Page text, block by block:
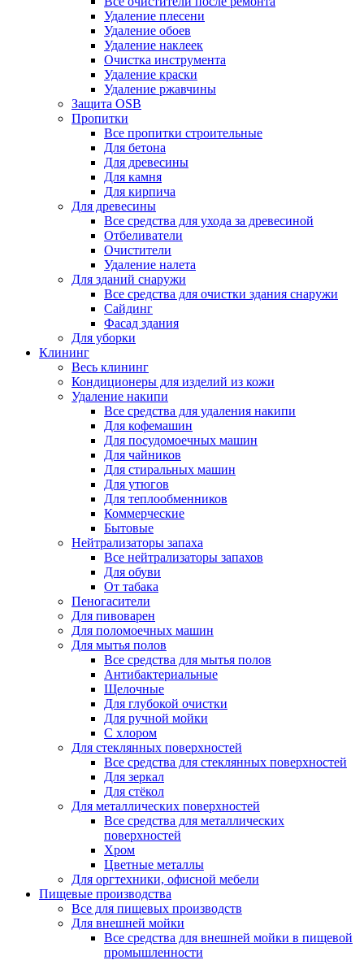
Удаление плесени
Удаление обоев
Удаление наклеек
Очистка инструмента
Удаление краски
Удаление ржавчины
Защита OSB
Пропитки
Все пропитки строительные
Для бетона
Для древесины
Для камня
Для кирпича
Для древесины
Все средства для ухода за древесиной
Отбеливатели
Очистители
Удаление налета
Для зданий снаружи
Все средства для очистки здания снаружи
Сайдинг
Фасад здания
Для уборки
Клининг
Весь клининг
Кондиционеры для изделий из кожи
Удаление накипи
Все средства для удаления накипи
Для кофемашин
Для посудомоечных машин
Для чайников
Для стиральных машин
Для утюгов
Для теплообменников
Коммерческие
Бытовые
Нейтрализаторы запаха
Все нейтрализаторы запахов
Для обуви
От табака
Пеногасители
Для пивоварен
Для поломоечных машин
Для мытья полов
Все средства для мытья полов
Антибактериальные
Щелочные
Для глубокой очистки
Для ручной мойки
С хлором
Для стеклянных поверхностей
Все средства для стеклянных поверхностей
Для зеркал
Для стёкол
Для металлических поверхностей
Все средства для металлических
поверхностей
Хром
Цветные металлы
Для оргтехники, офисной мебели
Пищевые производства
Все для пищевых производств
Для внешней мойки
Все средства для внешней мойки в пищевой
промышленности